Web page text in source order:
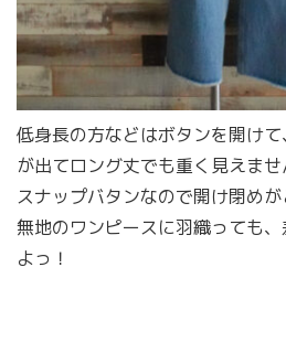
低身長の方などはボタンを開け
が出てロング丈でも重く見えませ
スナップバタンなので開け閉め
無地のワンピースに羽織っても
よっ！